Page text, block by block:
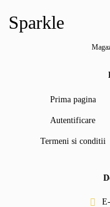
Sparkle
Prima pagina
Autentificare
Termeni si conditii